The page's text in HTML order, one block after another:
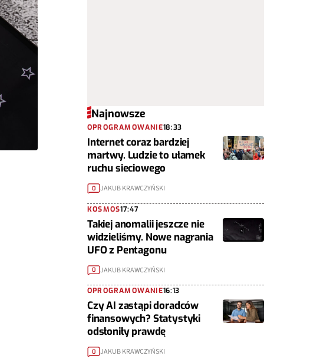
Najnowsze
OPROGRAMOWANIE18:33
Internet coraz bardziej
martwy. Ludzie to ułamek
ruchu sieciowego
0 JAKUB KRAWCZYŃSKI
KOSMOS17:47
Takiej anomalii jeszcze nie
widzieliśmy. Nowe nagrania
UFO z Pentagonu
0 JAKUB KRAWCZYŃSKI
OPROGRAMOWANIE16:13
Czy AI zastąpi doradców
finansowych? Statystyki
odsłoniły prawdę
0 JAKUB KRAWCZYŃSKI